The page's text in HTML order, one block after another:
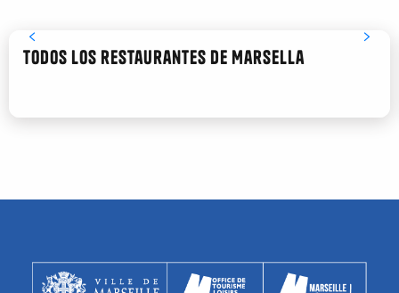
Todos los restaurantes de Marsella